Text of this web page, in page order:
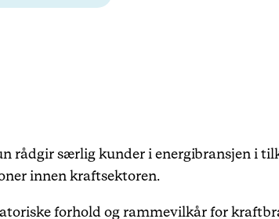
rådgir særlig kunder i energibransjen i
innen kraftsektoren.
forhold og rammevilkår for